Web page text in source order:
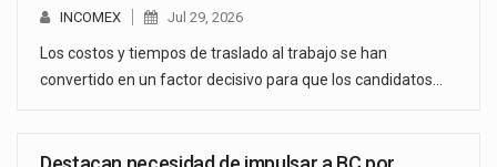
INCOMEX Jul 29, 2026
Los costos y tiempos de traslado al trabajo se han
convertido en un factor decisivo para que los candidatos…